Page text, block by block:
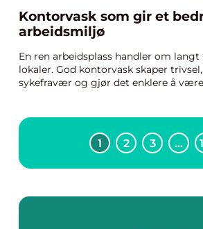
Kontorvask som gir et
arbeidsmiljø
En ren arbeidsplass handler om langt
lokaler. God kontorvask skaper
sykefravær og gjør det enklere å
1 2 3 …